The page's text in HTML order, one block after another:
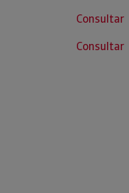
Consultar
Consultar